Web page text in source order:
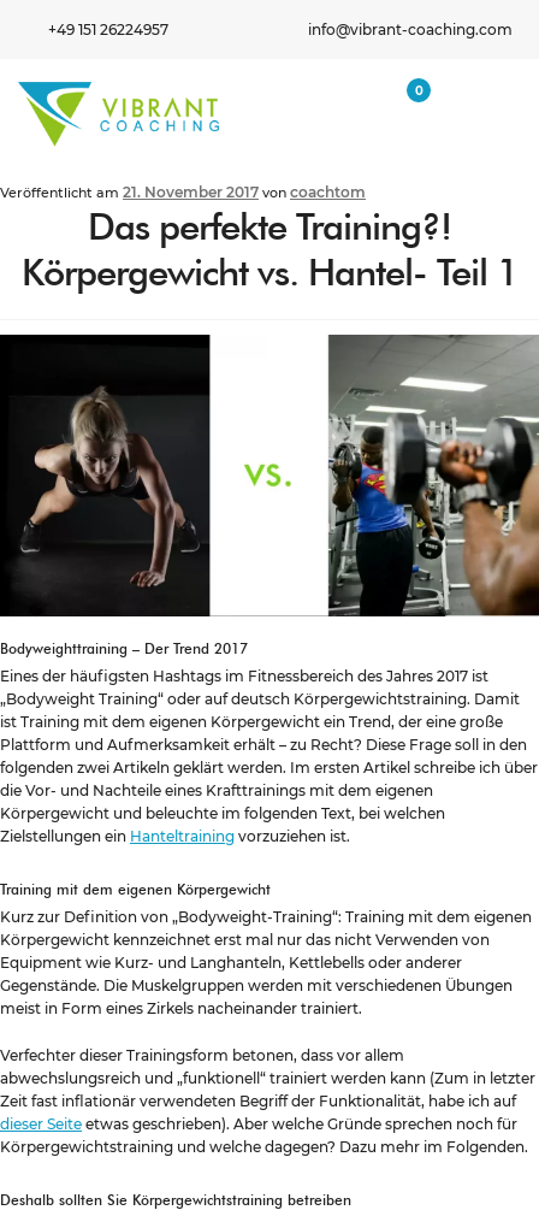
info@vibrant-coaching.com
+49 151 26224957
0
Veröffentlicht am 21. November 2017 von coachtom
Das perfekte Training?!
Körpergewicht vs. Hantel- Teil 1
Bodyweighttraining – Der Trend 2017
Eines der häufigsten Hashtags im Fitnessbereich des Jahres 2017 ist
„Bodyweight Training“ oder auf deutsch Körpergewichtstraining. Damit
ist Training mit dem eigenen Körpergewicht ein Trend, der eine große
Plattform und Aufmerksamkeit erhält – zu Recht? Diese Frage soll in den
folgenden zwei Artikeln geklärt werden. Im ersten Artikel schreibe ich über
die Vor- und Nachteile eines Krafttrainings mit dem eigenen
Körpergewicht und beleuchte im folgenden Text, bei welchen
Zielstellungen ein Hanteltraining vorzuziehen ist.
Training mit dem eigenen Körpergewicht
Kurz zur Definition von „Bodyweight-Training“: Training mit dem eigenen
Körpergewicht kennzeichnet erst mal nur das nicht Verwenden von
Equipment wie Kurz- und Langhanteln, Kettlebells oder anderer
Gegenstände. Die Muskelgruppen werden mit verschiedenen Übungen
meist in Form eines Zirkels nacheinander trainiert.
Verfechter dieser Trainingsform betonen, dass vor allem
abwechslungsreich und „funktionell“ trainiert werden kann (Zum in letzter
Zeit fast inflationär verwendeten Begriff der Funktionalität, habe ich auf
dieser Seite etwas geschrieben). Aber welche Gründe sprechen noch für
Körpergewichtstraining und welche dagegen? Dazu mehr im Folgenden.
Deshalb sollten Sie Körpergewichtstraining betreiben